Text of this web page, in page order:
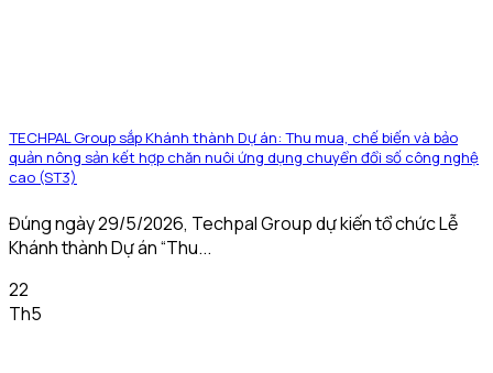
TECHPAL Group sắp Khánh thành Dự án: Thu mua, chế biến và bảo
quản nông sản kết hợp chăn nuôi ứng dụng chuyển đổi số công nghệ
cao (ST3)
Đúng ngày 29/5/2026, Techpal Group dự kiến tổ chức Lễ
Khánh thành Dự án “Thu...
22
Th5